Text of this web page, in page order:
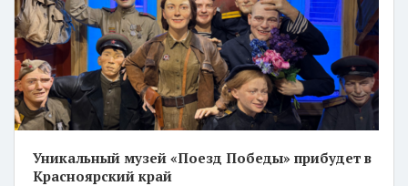
Уникальный музей «Поезд Победы» прибудет в
Красноярский край